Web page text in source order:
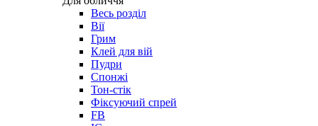
Весь розділ
Вії
Грим
Клей для вій
Пудри
Спонжі
Тон-стік
Фіксуючий спрей
FB